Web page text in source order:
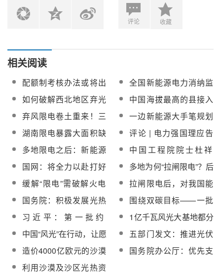
评论 收藏
相关阅读
配额制考核办法或将出
台 弃光限电会成历史?
全国新能源电力消纳监
测预警平台启动 旨在破
解限电难题
如何破解西北地区弃光
限电难题？
中国海拔最高的县接入
藏中电网 结束限电史
弃风限电卷土重来！三
北地区仍为重灾区！
一边新能源大手笔规划
上马，一边限电不断，
中国的电到底去哪了？
湖南限电暴露大面积缺
电隐患，如何破局？
评论 | 电力强国理应告
别“拉闸限电”
多地限电之后：新能源
发电模式融入生活崭露
头角
中国工程院院士杜祥
琬：低碳不是简单地拉
闸限电
国网：将全力以赴打好
电力保供攻坚战，最大
可能避免出现拉闸限电
情况
多地为何“拉闸限电”？后
续电力供应能否保障？
缓解“限电”需破解火电
“越发越亏”怪圈
拉闸限电后，对我国能
源破局的几条建议
国务院：积极发展光热
发电，推动建立光热光
伏风电互补调节的综合
可再生能源发电基地
围绕双碳目标——一批
沙漠、戈壁、荒漠地区
大型风电光伏基地项目
已有序开工
习近平：第一批约
100GW大型风光基地已
于近期有序开工
1亿千瓦风光大基地都分
布在哪些区域？由谁来
投资？
中国“风光”在行动，让愿
景变为现实
五部门发文：推进光伏
发电多元布局支持利用
沙漠、戈壁、荒漠以及
造价4000亿欧元的沙漠
太阳能计划有望重启？
国务院办公厅：优先支
利用沙漠及沙区光热资